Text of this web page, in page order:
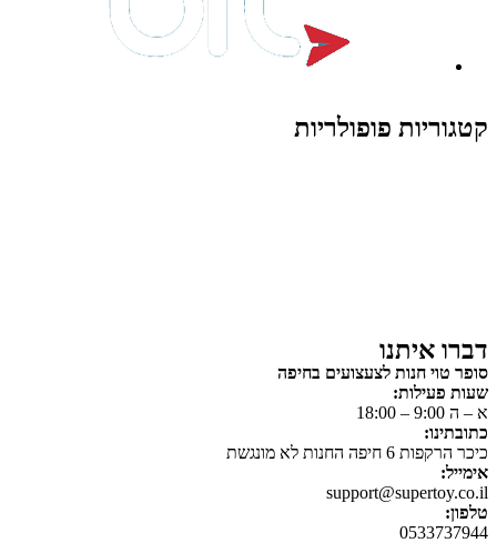
קטגוריות פופולריות
דברו איתנו
סופר טוי חנות לצעצועים בחיפה
שעות פעילות:
א – ה 9:00 – 18:00
כתובתינו:
כיכר הרקפות 6 חיפה החנות לא מונגשת
אימייל:
support@supertoy.co.il
טלפון:
0533737944